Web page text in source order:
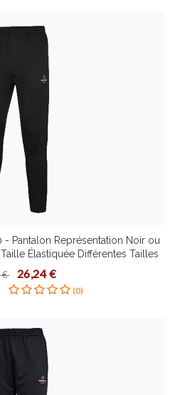
- Pantalon Représentation Noir ou
Élastiquée Différentes Tailles
Loisirs
€ 26,24 €
(0)